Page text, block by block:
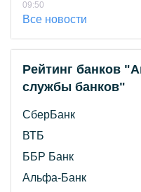
09:50
Все новости
Рейтинг банков
службы банков"
СберБанк
ВТБ
ББР Банк
Альфа-Банк